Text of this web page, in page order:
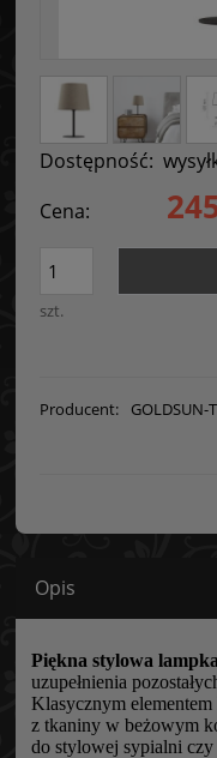
Dostępność:
Cena:
szt.
Producent: GOLDSUN-T
Opis
Piękna stylowa
uzupełnienia
Klasycznym
z tkaniny w beżowym
do stylowej sypialni